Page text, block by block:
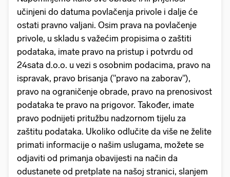
učinjeni do datuma povlačenja privole i dalje će
ostati pravno valjani. Osim prava na povlačenje
privole, u skladu s važećim propisima o zaštiti
podataka, imate pravo na pristup i potvrdu od
24sata d.o.o. u vezi s osobnim podacima, pravo na
ispravak, pravo brisanja ("pravo na zaborav"),
pravo na ograničenje obrade, pravo na prenosivost
podataka te pravo na prigovor. Također, imate
pravo podnijeti pritužbu nadzornom tijelu za
zaštitu podataka. Ukoliko odlučite da više ne želite
primati informacije o našim uslugama, možete se
odjaviti od primanja obavijesti na način da
odustanete od pretplate na našoj stranici, slanjem